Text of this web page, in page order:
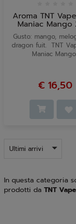
Aroma TNT
Maniac Mango
Gusto: mango,
dragon fuit. TNT
Maniac
€ 16,50
Ultimi arrivi
In questa categoria
prodotti da TNT Vape